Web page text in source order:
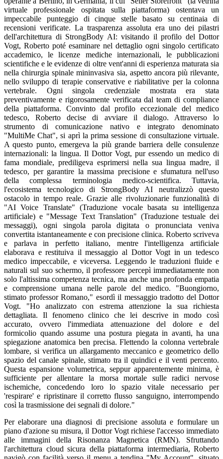
virtuale professionale ospitata sulla piattaforma) ostentava un
impeccabile punteggio di cinque stelle basato su centinaia di
recensioni verificate. La trasparenza assoluta era uno dei pilastri
dell'architettura di StrongBody AI: visitando il profilo del Dottor
Vogt, Roberto poté esaminare nel dettaglio ogni singolo certificato
accademico, le licenze mediche internazionali, le pubblicazioni
scientifiche e le evidenze di oltre vent'anni di esperienza maturata sia
nella chirurgia spinale mininvasiva sia, aspetto ancora più rilevante,
nello sviluppo di terapie conservative e riabilitative per la colonna
vertebrale. Ogni singola credenziale mostrata era stata
preventivamente e rigorosamente verificata dal team di compliance
della piattaforma. Convinto dal profilo eccezionale del medico
tedesco, Roberto decise di avviare il dialogo. Attraverso lo
strumento di comunicazione nativo e integrato denominato
"MultiMe Chat", si aprì la prima sessione di consultazione virtuale.
A questo punto, emergeva la più grande barriera delle consulenze
internazionali: la lingua. Il Dottor Vogt, pur essendo un medico di
fama mondiale, prediligeva esprimersi nella sua lingua madre, il
tedesco, per garantire la massima precisione e sfumatura nell'uso
della complessa terminologia medico-scientifica. Tuttavia,
l'ecosistema tecnologico di StrongBody AI neutralizzò questo
ostacolo in tempo reale. Grazie alle rivoluzionarie funzionalità di
"AI Voice Translate" (Traduzione vocale basata su intelligenza
artificiale) e "Message Text Translation" (Traduzione testuale dei
messaggi), ogni singola parola digitata o pronunciata veniva
convertita istantaneamente e con precisione clinica. Roberto scriveva
e parlava in perfetto italiano, mentre l'intelligenza artificiale
elaborava e restituiva il messaggio al Dottor Vogt in un tedesco
medico impeccabile, e viceversa. Leggendo le traduzioni fluide e
naturali sul suo schermo, il professore percepì immediatamente non
solo l'altissima competenza tecnica, ma anche una profonda empatia
e comprensione umana nelle parole del medico. "Buongiorno,
stimato professor Romano," esordì il messaggio tradotto del Dottor
Vogt. "Ho analizzato con estrema attenzione la sua richiesta
dettagliata. Il fenomeno clinico che lei descrive in modo così
accurato, ovvero l'immediata attenuazione del dolore e del
formicolio quando assume una postura piegata in avanti, ha una
spiegazione anatomica ben precisa. Flettendo la colonna vertebrale
lombare, si verifica un allargamento meccanico e geometrico dello
spazio del canale spinale, stimato tra il quindici e il venti percento.
Questa espansione volumetrica, seppur apparentemente minima, è
sufficiente per allentare la morsa mortale sulle radici nervose
ischemiche, concedendo loro lo spazio vitale necessario per
'respirare' e ripristinare il corretto flusso sanguigno, interrompendo
così la trasmissione dei segnali di dolore."
Per elaborare una diagnosi di precisione assoluta e formulare un
piano d'azione su misura, il Dottor Vogt richiese l'accesso immediato
alle immagini della Risonanza Magnetica (RMN). Sfruttando
l'architettura cloud sicura della piattaforma intermediaria, Roberto